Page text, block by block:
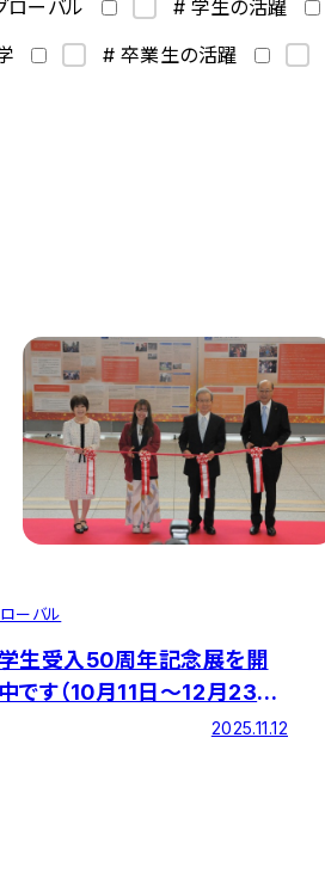
ローバル # 学生の活躍
# 卒業生の活躍
ーバル
生受入50周年記念展を開
です（10月11日～12月23
2025.11.12